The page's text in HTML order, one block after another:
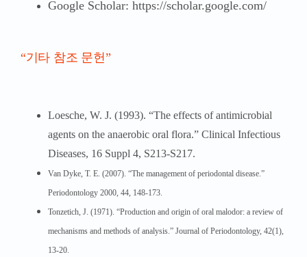
Google Scholar: https://scholar.google.com/
“기타 참조 문헌”
Loesche, W. J. (1993). “The effects of antimicrobial
agents on the anaerobic oral flora.” Clinical Infectious
Diseases, 16 Suppl 4, S213-S217.
Van Dyke, T. E. (2007). “The management of periodontal disease.”
Periodontology 2000, 44, 148-173.
Tonzetich, J. (1971). “Production and origin of oral malodor: a review of
mechanisms and methods of analysis.” Journal of Periodontology, 42(1),
13-20.